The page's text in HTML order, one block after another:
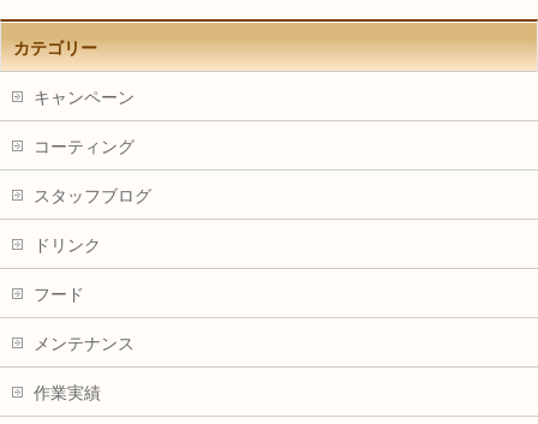
カテゴリー
キャンペーン
コーティング
スタッフブログ
ドリンク
フード
メンテナンス
作業実績